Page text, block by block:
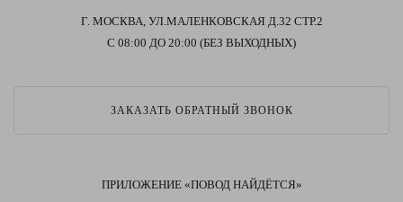
Г. МОСКВА, УЛ.МАЛЕНКОВСКАЯ Д.32 СТР.2
С 08:00 ДО 20:00 (БЕЗ ВЫХОДНЫХ)
ЗАКАЗАТЬ ОБРАТНЫЙ ЗВОНОК
ПРИЛОЖЕНИЕ «ПОВОД НАЙДЁТСЯ»